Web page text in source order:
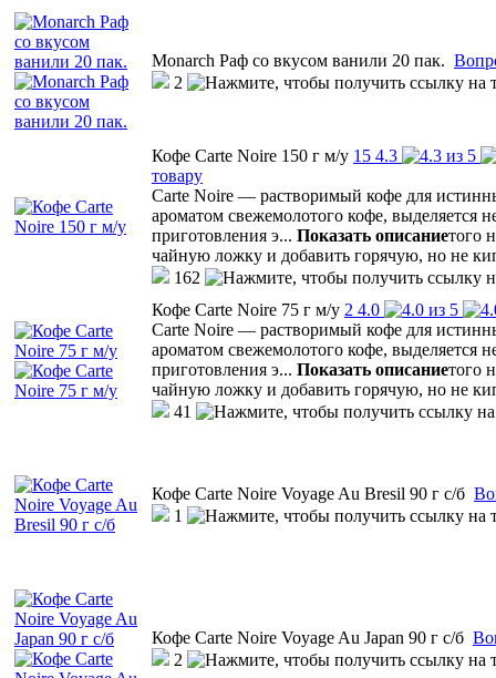
Monarch Раф со вкусом ванили 20 пак.
2
Кофе Carte Noire 150 г м/у 15 4.3
товару
Carte Noire — растворимый кофе для
ароматом свежемолотого кофе, выделяется
приготовления э... Показать описаниетого
чайную ложку и добавить горячую, но не
162
Кофе Carte Noire 75 г м/у 2 4.0
Carte Noire — растворимый кофе для
ароматом свежемолотого кофе, выделяется
приготовления э... Показать описаниетого
чайную ложку и добавить горячую, но не
41
Кофе Carte Noire Voyage Au Bresil 90 г с/б
1
Кофе Carte Noire Voyage Au Japan 90 г с/б
2